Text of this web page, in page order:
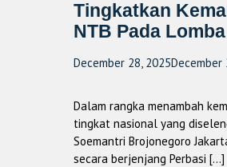
Tingkatkan
NTB Pada
December 28, 2025December
Dalam rangka menambah
tingkat nasional yang
Soemantri Brojonegoro
secara berjenjang Perbasi […]